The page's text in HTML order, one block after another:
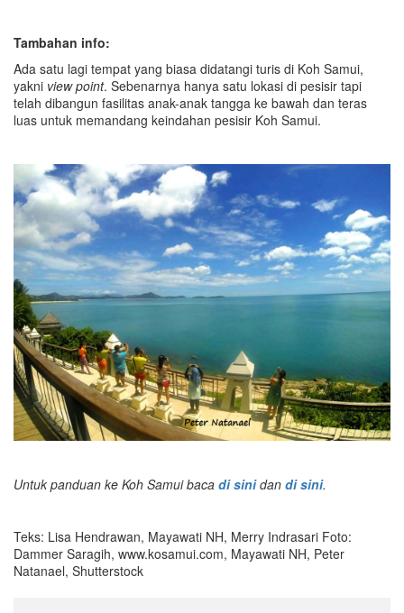
Tambahan info:
Ada satu lagi tempat yang biasa didatangi turis di Koh Samui,
yakni view point. Sebenarnya hanya satu lokasi di pesisir tapi
telah dibangun fasilitas anak-anak tangga ke bawah dan teras
luas untuk memandang keindahan pesisir Koh Samui.
Untuk panduan ke Koh Samui baca di sinidan di sini.
Teks: Lisa Hendrawan, Mayawati NH, Merry Indrasari Foto:
Dammer Saragih, www.kosamui.com, Mayawati NH, Peter
Natanael, Shutterstock